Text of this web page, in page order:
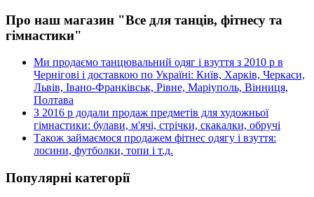
Про наш магазин "Все для танців, фітнесу та
гімнастики"
Ми продаємо танцювальний одяг і взуття з 2010 р в
Чернігові і доставкою по Україні: Київ, Харків, Черкаси,
Львів, Івано-Франківськ, Рівне, Маріуполь, Вінниця,
Полтава
З 2016 р додали продаж предметів для художньої
гімнастики: булави, м'ячі, стрічки, скакалки, обручі
Також займаємося продажем фітнес одягу і взуття:
лосини, футболки, топи і т.д.
Популярні категорії